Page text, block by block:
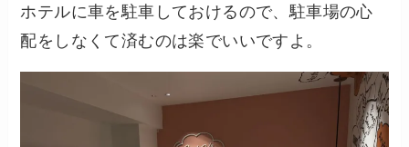
ホテルに車を駐車しておけるので、駐車場の心
配をしなくて済むのは楽でいいですよ。